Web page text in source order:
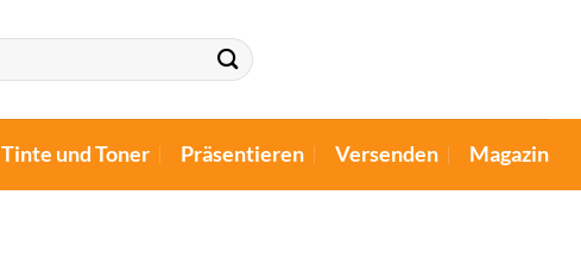
Tinte und Toner Präsentieren Versenden Magazin